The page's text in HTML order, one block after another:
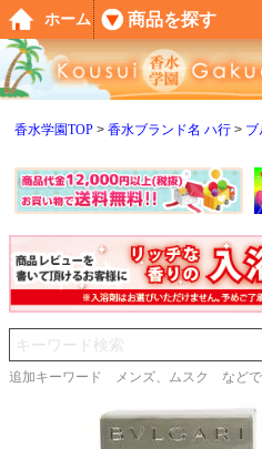
香水学園TOP 香水ブランド名 ハ行 ブ
追加キーワード メンズ、ムスク などで
ホーム 商品を探す